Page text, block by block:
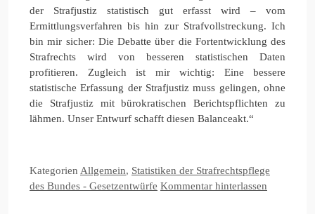
der Strafjustiz statistisch gut erfasst wird – vom
Ermittlungsverfahren bis hin zur Strafvollstreckung. Ich
bin mir sicher: Die Debatte über die Fortentwicklung des
Strafrechts wird von besseren statistischen Daten
profitieren. Zugleich ist mir wichtig: Eine bessere
statistische Erfassung der Strafjustiz muss gelingen, ohne
die Strafjustiz mit bürokratischen Berichtspflichten zu
lähmen. Unser Entwurf schafft diesen Balanceakt.“
Kategorien Allgemein, Statistiken der Strafrechtspflege
des Bundes - Gesetzentwürfe Kommentar hinterlassen